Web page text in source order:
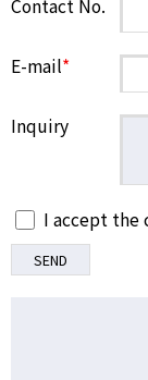
Contact No.
E-mail*
Inquiry
I accept the